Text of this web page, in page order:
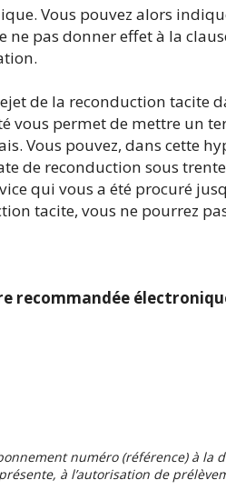
Vous pouvez alors
pas donner effet à la
de la reconduction tacite
vous permet de mettre un
Vous pouvez, dans cette
de reconduction sous
qui vous a été procuré
tacite, vous ne pourrez
recommandée
numéro (référence) à la
à l’autorisation de